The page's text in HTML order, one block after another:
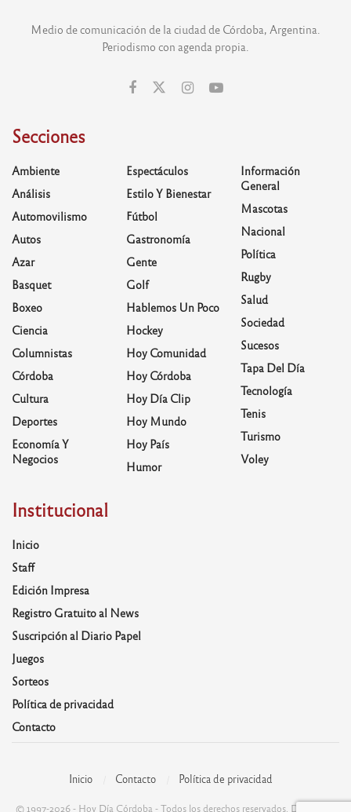
Medio de comunicación de la ciudad de Córdoba, Argentina.
Periodismo con agenda propia.
Secciones
Ambiente
Análisis
Automovilismo
Autos
Azar
Basquet
Boxeo
Ciencia
Columnistas
Córdoba
Cultura
Deportes
Economía Y
Negocios
Espectáculos
Estilo Y Bienestar
Fútbol
Gastronomía
Gente
Golf
Hablemos Un Poco
Hockey
Hoy Comunidad
Hoy Córdoba
Hoy Día Clip
Hoy Mundo
Hoy País
Humor
Información
General
Mascotas
Nacional
Política
Rugby
Salud
Sociedad
Sucesos
Tapa Del Día
Tecnología
Tenis
Turismo
Voley
Institucional
Inicio
Staff
Edición Impresa
Registro Gratuito al News
Suscripción al Diario Papel
Juegos
Sorteos
Política de privacidad
Contacto
Inicio Contacto Política de privacidad
© 1997-2026 - Hoy Día Córdoba - Todos los derechos reservados. Desarrolla: